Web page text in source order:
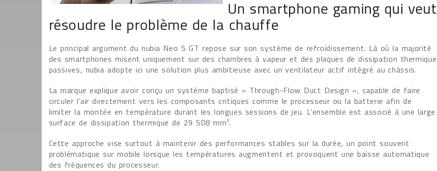
Un smartphone gaming qui veut
résoudre le problème de la chauffe
Le principal argument du nubia Neo 5 GT repose sur son système de refroidissement. Là où la majorité
des smartphones misent uniquement sur des chambres à vapeur et des plaques de dissipation thermique
passives, nubia adopte ici une solution plus ambitieuse avec un ventilateur actif intégré au châssis.
La marque explique avoir conçu un système baptisé « Through-Flow Duct Design », capable de faire
circuler l’air directement vers les composants critiques comme le processeur ou la batterie afin de
limiter la montée en température durant les longues sessions de jeu. L’ensemble est associé à une large
surface de dissipation thermique de 29 508 mm².
Cette approche vise surtout à maintenir des performances stables sur la durée, un point souvent
problématique sur mobile lorsque les températures augmentent et provoquent une baisse automatique
des fréquences du processeur.